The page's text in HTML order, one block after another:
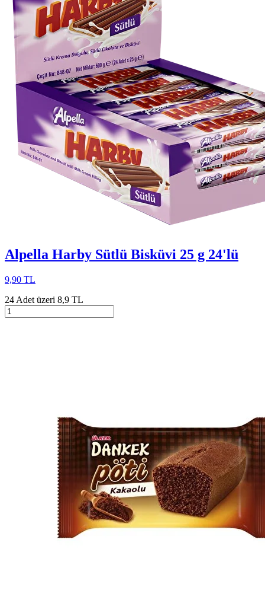
Alpella Harby Sütlü Bisküvi 25 g 24'lü
9,90 TL
24 Adet üzeri 8,9 TL